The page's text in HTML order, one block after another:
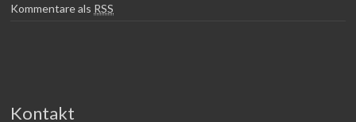
Kommentare als RSS
Kontakt